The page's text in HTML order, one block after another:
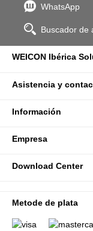
WhatsApp
Buscador de
WEICON Ibérica
Asistencia y
Información
Empresa
Download Center
Metode de plata